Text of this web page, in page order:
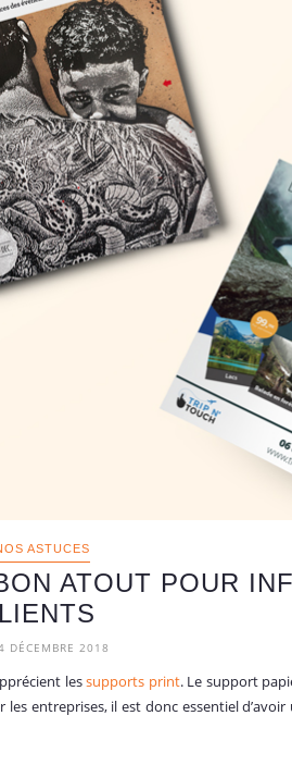
ASTUCES
ATOUT POUR
DÉCEMBRE 2018
lessupports print. Le support
entreprises, il est donc essentiel